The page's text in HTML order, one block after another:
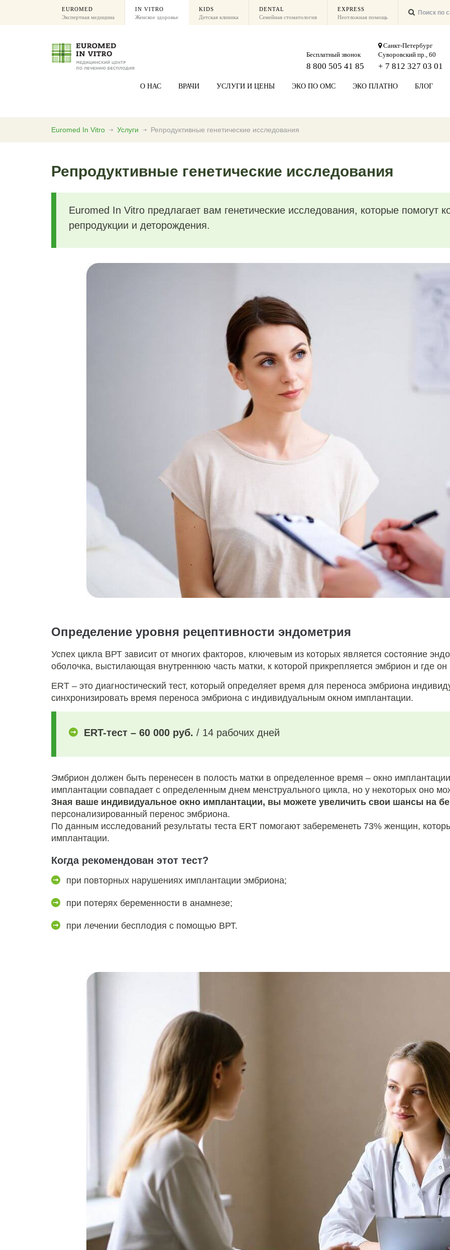
EUROMED
Экспертная медицина
IN VITRO
Женское здоровье
KIDS
Детская клиника
DENTAL
Семейная стоматология
EXPRESS
Неотложная помощь
Бесплатный звонок
8 800 505 41 85
Санкт-Петербург
Суворовский пр., 60
+ 7 812 327 03 01
О НАС ВРАЧИ УСЛУГИ И ЦЕНЫ ЭКО ПО ОМС ЭКО ПЛАТНО БЛОГ
Euromed In Vitro Услуги Репродуктивные генетические исследования
Репродуктивные генетические исследования
Euromed In Vitro предлагает вам генетические исследования, которые помогут
репродукции и деторождения.
Определение уровня рецептивности эндометрия
Успех цикла ВРТ зависит от многих факторов, ключевым из которых является состояние
оболочка, выстилающая внутреннюю часть матки, к которой прикрепляется эмбрион и где
ERT – это диагностический тест, который определяет время для переноса эмбриона
синхронизировать время переноса эмбриона с индивидуальным окном имплантации.
ERT-тест – 60 000 руб. / 14 рабочих дней
Эмбрион должен быть перенесен в полость матки в определенное время – окно
имплантации совпадает с определенным днем менструального цикла, но у некоторых оно
Зная ваше индивидуальное окно имплантации, вы можете увеличить свои шансы на
персонализированный перенос эмбриона.
По данным исследований результаты теста ERT помогают забеременеть 73% женщин,
имплантации.
Когда рекомендован этот тест?
при повторных нарушениях имплантации эмбриона;
при потерях беременности в анамнезе;
при лечении бесплодия с помощью ВРТ.